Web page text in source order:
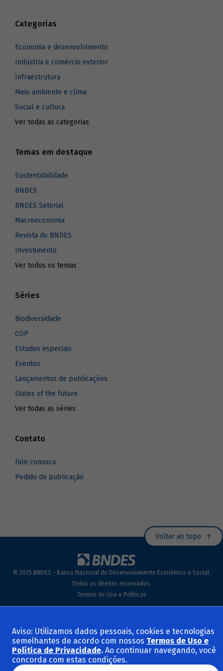
Categorias
Economia e desenvolvimento
Indústria e comércio exterior
Infraestrutura
Meio ambiente e clima
Social e cultura
Ver todas as categorias
Temas em destaque
Sustentabilidade
BNDES
BNDES Setorial
Macroeconomia
Revista do BNDES
Investimento
Ver todos os temas
Séries
Biodiversidade
COP
Estudos especiais
Eventos
Lançamentos de publicações
States of the future
Ver todas as séries
Contato
Fale conosco
Pedido de publicação
Voltar ao topo
© 2025 BNDES - Banco Nacional de Desenvolvimento Econômico e Social.
Todos os direitos reservados.
Termos de Uso e Políticas
Aviso: Utilizamos dados pessoais, cookies e tecnologias
semelhantes de acordo com nossos Termos de Uso e
Política de Privacidade. Ao continuar navegando, você
concorda com estas condições.